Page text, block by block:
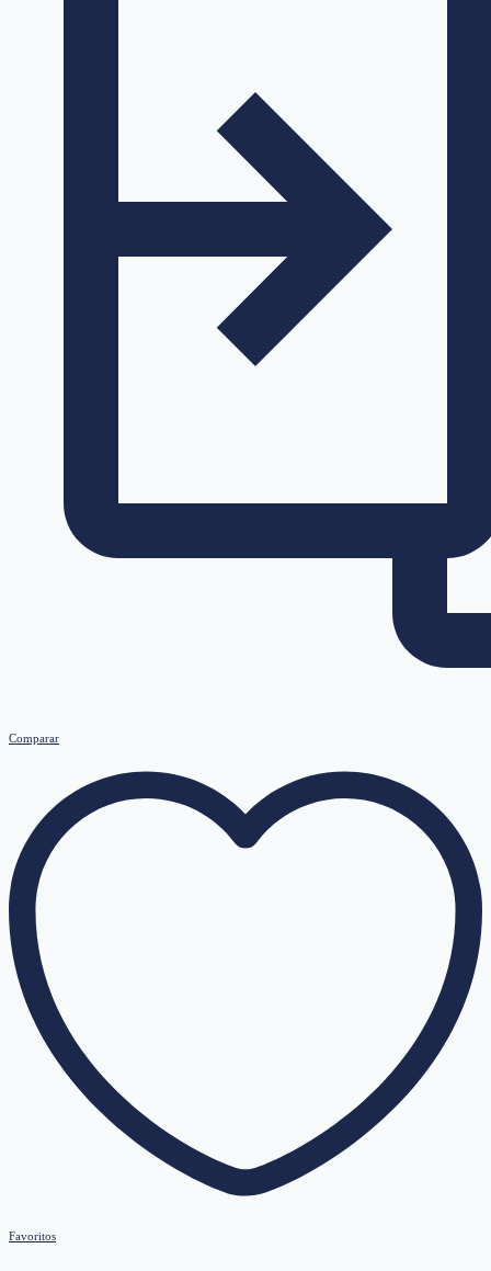
Comparar
Favoritos